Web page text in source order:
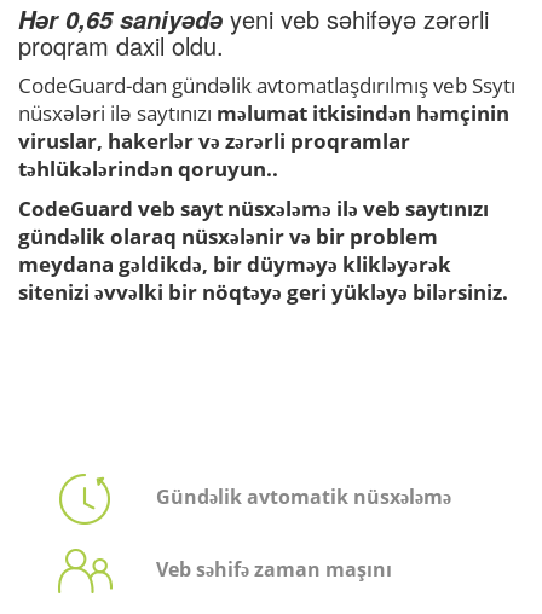
Hər 0,65 saniyədə yeni veb səhifəyə zərərli
proqram daxil oldu.
CodeGuard-dan gündəlik avtomatlaşdırılmış veb Ssytı
nüsxələri ilə saytınızı məlumat itkisindən həmçinin
viruslar, hakerlər və zərərli proqramlar
təhlükələrindən qoruyun..
CodeGuard veb sayt nüsxələmə ilə veb saytınızı
gündəlik olaraq nüsxələnir və bir problem
meydana gəldikdə, bir düyməyə klikləyərək
sitenizi əvvəlki bir nöqtəyə geri yükləyə bilərsiniz.
Gündəlik avtomatik nüsxələmə
Veb səhifə zaman maşını